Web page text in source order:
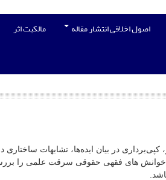
اصول اخلاقی انتشار مقاله مالکیت اثر
کپی‌برداری در بیان ایده‌ها، تشابهات
های فقهی حقوقی سرقت علمی را بررسی